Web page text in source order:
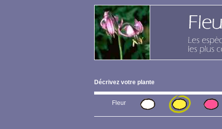
Décrivez votre plante
Fleur